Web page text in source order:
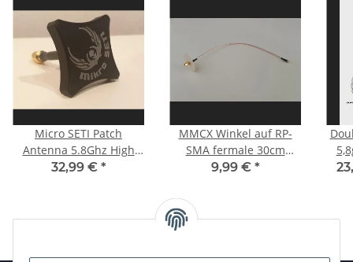
Micro SETI Patch
Antenna 5.8Ghz High
Gain RP SMA male
32,99 € *
MMCX Winkel auf RP-
SMA fermale 30cm
Verlängerung für DJI
9,99 € *